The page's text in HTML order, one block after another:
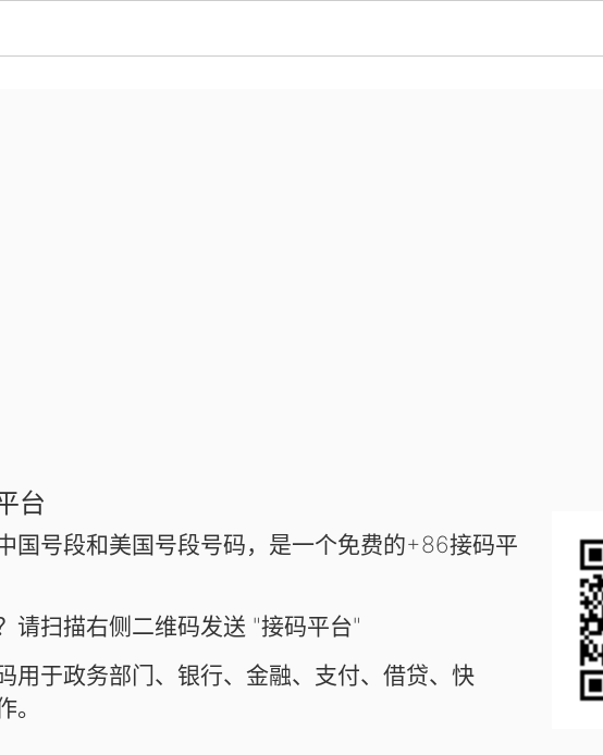
台
国号段和美国号段号码，是一个免费的+86接码平
请扫描右侧二维码发送 "接码平台"
用于政务部门、银行、金融、支付、借贷、快
。